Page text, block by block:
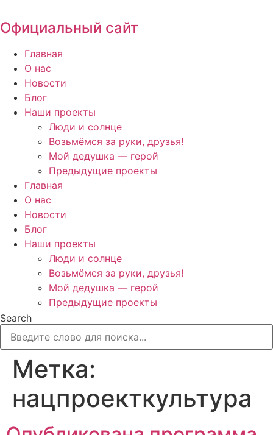
к
содержимому
Официальный сайт
Главная
О нас
Новости
Блог
Наши проекты
Люди и солнце
Возьмёмся за руки, друзья!
Мой дедушка — герой
Предыдущие проекты
Главная
О нас
Новости
Блог
Наши проекты
Люди и солнце
Возьмёмся за руки, друзья!
Мой дедушка — герой
Предыдущие проекты
Search
Метка:
нацпроекткультура